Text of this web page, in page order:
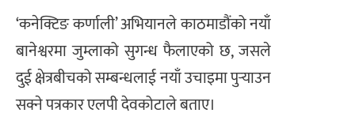
‘कनेक्टिङ कर्णाली’ अभियानले काठमाडौंको नयाँ
बानेश्वरमा जुम्लाको सुगन्ध फैलाएको छ, जसले
दुई क्षेत्रबीचको सम्बन्धलाई नयाँ उचाइमा पुर्‍याउन
सक्ने पत्रकार एलपी देवकोटाले बताए।